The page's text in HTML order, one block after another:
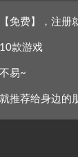
RAM
本:9.0
:需要 1 GB 可用
免费】，注册
款游戏
易~
推荐给身边的